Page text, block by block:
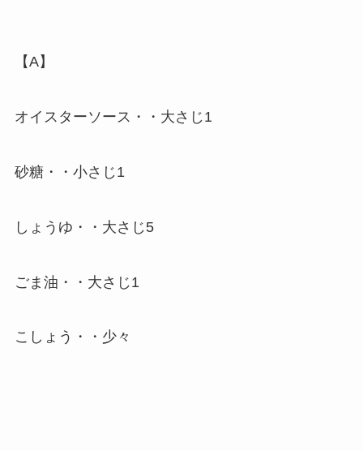
【A】
オイスターソース・・大さじ1
砂糖・・小さじ1
しょうゆ・・大さじ5
ごま油・・大さじ1
こしょう・・少々